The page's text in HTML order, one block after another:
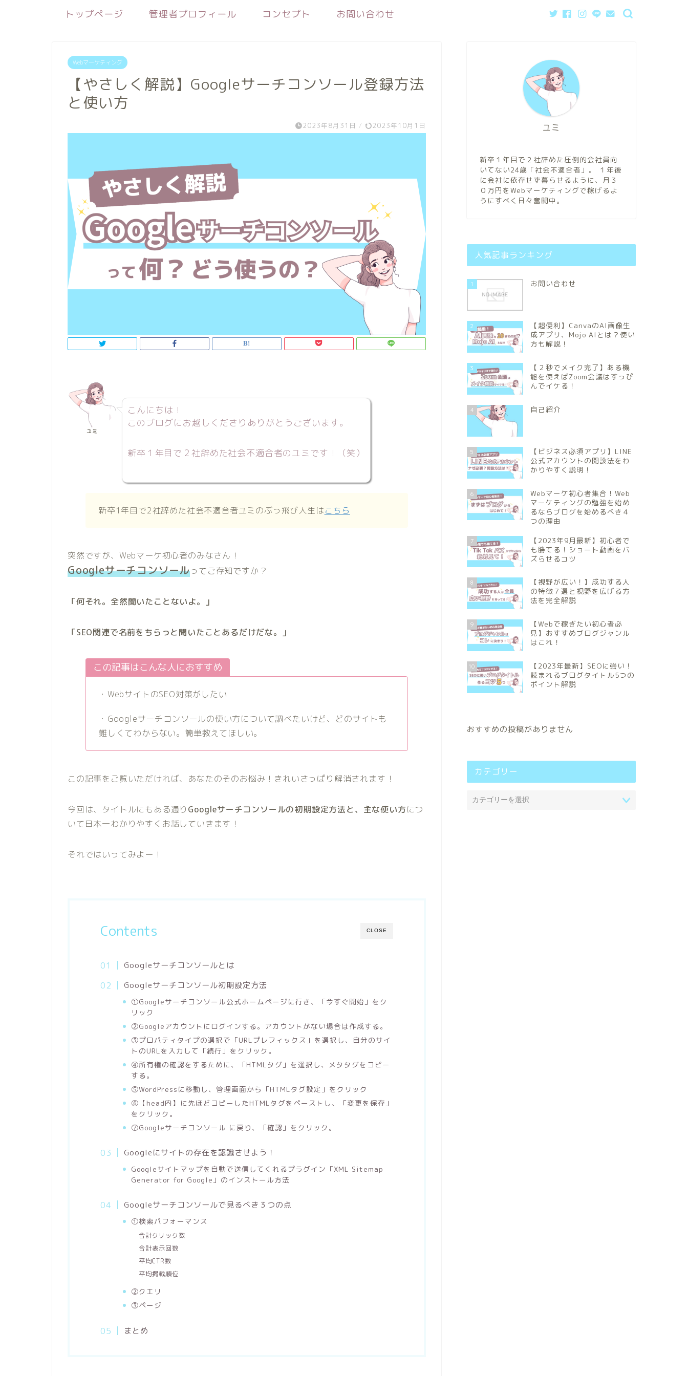
トップページ 管理者プロフィール コンセプト お問い合わせ
Webマーケティング
【やさしく解説】Googleサーチコンソール登録方法
と使い方
2023年8月31日 / 2023年10月1日
ユミ
こんにちは！
このブログにお越しくださりありがとうございます。
新卒１年目で２社辞めた社会不適合者のユミです！（笑）
新卒1年目で2社辞めた社会不適合者ユミのぶっ飛び人生はこちら
突然ですが、Webマーケ初心者のみなさん！
Googleサーチコンソールってご存知ですか？
「何それ。全然聞いたことないよ。」
「SEO関連で名前をちらっと聞いたことあるだけだな。」
この記事はこんな人におすすめ
・WebサイトのSEO対策がしたい
・Googleサーチコンソールの使い方について調べたいけど、どのサイトも
難しくてわからない。簡単教えてほしい。
この記事をご覧いただければ、あなたのそのお悩み！きれいさっぱり解消されます！
今回は、タイトルにもある通り Googleサーチコンソールの初期設定方法と、主な使い方につ
いて日本一わかりやすくお話していきます！
それではいってみよー！
CLOSE
Contents
Googleサーチコンソールとは
Googleサーチコンソール初期設定方法
①Googleサーチコンソール公式ホームページに行き、「今すぐ開始」をク
リック
②Googleアカウントにログインする。アカウントがない場合は作成する。
③プロパティタイプの選択で「URLプレフィックス」を選択し、自分のサイ
トのURLを入力して「続行」をクリック。
④所有権の確認をするために、「HTMLタグ」を選択し、メタタグをコピー
する。
⑤WordPressに移動し、管理画面から「HTMLタグ設定」をクリック
⑥【head内】に先ほどコピーしたHTMLタグをペーストし、「変更を保存」
をクリック。
⑦Googleサーチコンソール に戻り、「確認」をクリック。
Googleにサイトの存在を認識させよう！
Googleサイトマップを自動で送信してくれるプラグイン「XML Sitemap
Generator for Google」のインストール方法
Googleサーチコンソールで見るべき３つの点
①検索パフォーマンス
合計クリック数
合計表示回数
平均CTR数
平均掲載順位
②クエリ
③ページ
まとめ
ユミ
新卒１年目で２社辞めた圧倒的会社員向
いてない24歳「社会不適合者」。 １年後
に会社に依存せず暮らせるように、月３
０万円をWebマーケティングで稼げるよ
うにすべく日々奮闘中。
人気記事ランキング
1 お問い合わせ
2
【超便利】CanvaのAI画像生
成アプリ、Mojo AIとは？使い
方も解説！
3
【２秒でメイク完了】ある機
能を使えばZoom会議はすっぴ
んでイケる！
4 自己紹介
5
【ビジネス必須アプリ】LINE
公式アカウントの開設法をわ
かりやすく説明！
6
Webマーケ初心者集合！Web
マーケティングの勉強を始め
るならブログを始めるべき４
つの理由
7
【2023年9月最新】初心者で
も勝てる！ショート動画をバ
ズらせるコツ
8
【視野が広い！】成功する人
の特徴７選と視野を広げる方
法を完全解説
9
【Webで稼ぎたい初心者必
見】おすすめブログジャンル
はこれ！
10
【2023年最新】SEOに強い！
読まれるブログタイトル5つの
ポイント解説
おすすめの投稿がありません
カテゴリー